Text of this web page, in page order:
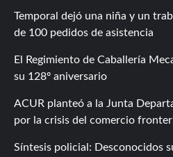
Temporal dejó una niña y un
de 100 pedidos de asistencia
El Regimiento de Caballería
su 128º aniversario
ACUR planteó a la Junta
por la crisis del comercio
Síntesis policial: Desconocidos